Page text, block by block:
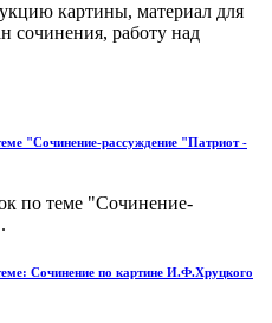
картины, материал для
сочинения, работу над
"Сочинение-рассуждение "Патриот -
по теме "Сочинение-
Сочинение по картине И.Ф.Хруцкого